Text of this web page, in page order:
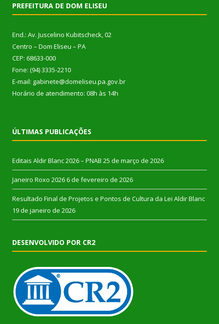
PREFEITURA DE DOM ELISEU
End.: Av. Juscelino Kubitscheck, 02
Centro – Dom Eliseu – PA
CEP: 68633-000
Fone: (94) 3335-2210
E-mail: gabinete@domeliseu.pa.gov.br
Horário de atendimento: 08h às 14h
ÚLTIMAS PUBLICAÇÕES
Editais Aldir Blanc 2026 – PNAB 25 de março de 2026
Janeiro Roxo 2026 6 de fevereiro de 2026
Resultado Final de Projetos e Pontos de Cultura da Lei Aldir Blanc
19 de janeiro de 2026
DESENVOLVIDO POR CR2